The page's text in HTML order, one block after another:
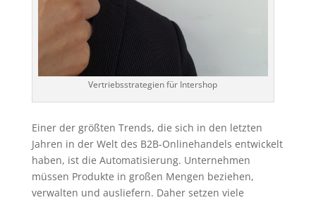
Vertriebsstrategien für Intershop
Einer der größten Trends, die sich in den letzten
Jahren in der Welt des B2B-Onlinehandels entwickelt
haben, ist die Automatisierung. Unternehmen
müssen Produkte in großen Mengen beziehen,
verwalten und ausliefern. Daher setzen viele